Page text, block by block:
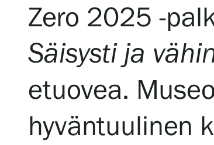
Gösta Serlachiuksen taidesäätiö
Zero 2025 -
Säisysti ja
etuovea.
hyväntuulinen